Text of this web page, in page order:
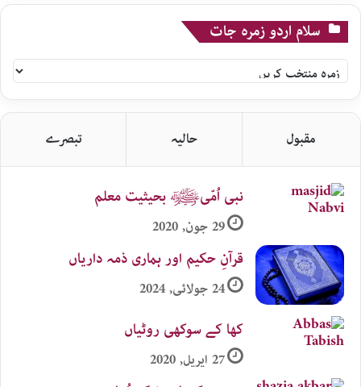
سلام اردو زمرہ جات
سلام
اردو
زمرہ
جات
مقبول حالیہ تبصرے
نبی اُمّیﷺ بحیثیت معلم
29 جون, 2020
قرآنِ حکیم اور ہماری ذمہ داریاں
24 جولائی, 2024
کھا کے سوکھی روٹیاں
27 اپریل, 2020